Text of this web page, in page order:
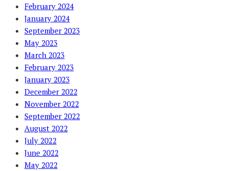
February 2024
January 2024
September 2023
May 2023
March 2023
February 2023
January 2023
December 2022
November 2022
September 2022
August 2022
July 2022
June 2022
May 2022